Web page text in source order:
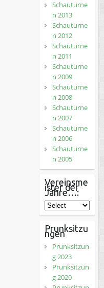
Schauturne
n 2013
Schauturne
n 2012
Schauturne
n 2011
Schauturne
n 2009
Schauturne
n 2008
Schauturne
n 2007
Schauturne
n 2006
Schauturne
n 2005
Vereinsme
ister der
Jahre…:
Prunksitzu
ngen
Prunksitzun
g 2023
Prunksitzun
g 2020